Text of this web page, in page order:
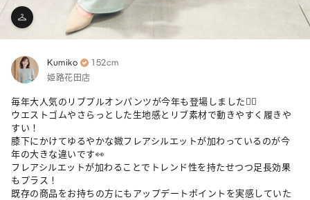
Kumiko 152cm
姫路花田店
毎年大人気のリブプルオンパンツが今年も登場しました🙆‍♀️
ウエストゴムやさらっとした生地感とリブ素材で動きやすく履きや
すい！
膝下にかけてゆるやかな媺フレアシルエットが加わっているのが今
年の大きな違いです👀
フレアシルエットが加わることでトレンド性を持たせつつ足長効果
もプラス！
既存の商品をお持ちの方にもアップデートポイントを実感していた